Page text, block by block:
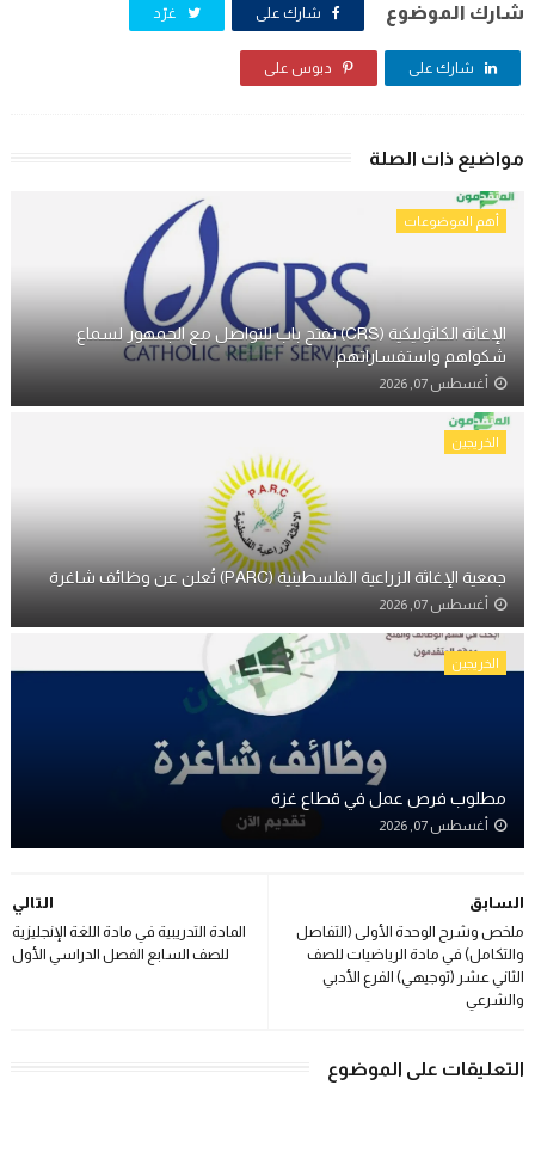
شارك الموضوع شارك على غرّد
شارك على دبوس على
مواضيع ذات الصلة
أهم الموضوعات
الإغاثة الكاثوليكية (CRS) تفتح باب للتواصل مع الجمهور لسماع
شكواهم واستفساراتهم.
أغسطس 07, 2026
الخريجين
جمعية الإغاثة الزراعية الفلسطينية (PARC) تُعلن عن وظائف شاغرة
أغسطس 07, 2026
الخريجين
مطلوب فرص عمل في قطاع غزة
أغسطس 07, 2026
التالي
المادة التدريبية في مادة اللغة الإنجليزية
للصف السابع الفصل الدراسي الأول
السابق
ملخص وشرح الوحدة الأولى (التفاصل
والتكامل) في مادة الرياضيات للصف
الثاني عشر (توجيهي) الفرع الأدبي
والشرعي
التعليقات على الموضوع